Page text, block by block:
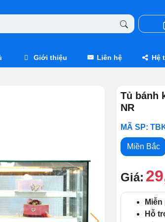
Giới thiệu Liên hệ Hệ
Tủ bánh
NR
MÃ SP:
Miền Bắc
Giá:
Hỗ